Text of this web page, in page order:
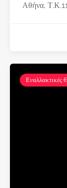
Αθήνα,
Εναλλακτικές